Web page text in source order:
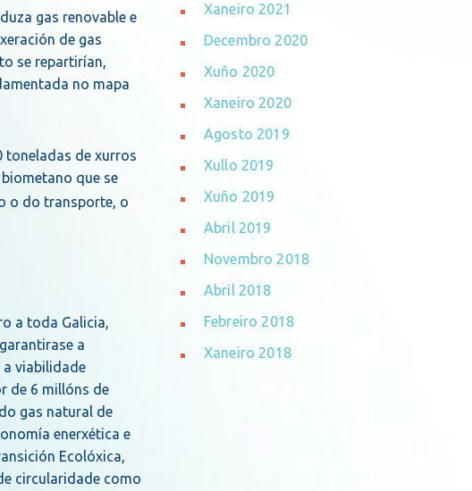
gas renovable e
de gas
se repartirían,
no mapa
toneladas de xurros
que se
o do transporte, o
a toda Galicia,
a
viabilidade
de 6 millóns de
gas natural de
enerxética e
Ecolóxica,
circularidade como
Xaneiro 2021
Decembro 2020
Xuño 2020
Xaneiro 2020
Agosto 2019
Xullo 2019
Xuño 2019
Abril 2019
Novembro 2018
Abril 2018
Febreiro 2018
Xaneiro 2018